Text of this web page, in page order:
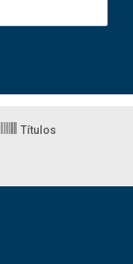
Títulos